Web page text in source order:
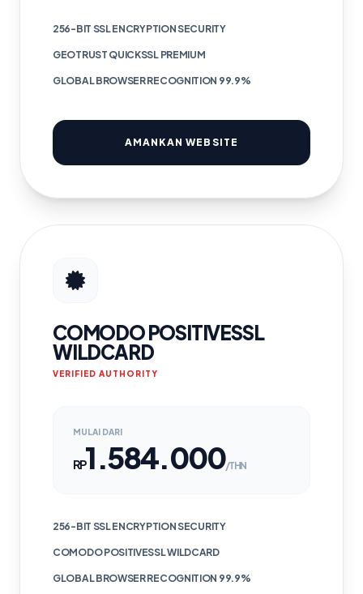
256-BIT SSL ENCRYPTION SECURITY
GEOTRUST QUICKSSL PREMIUM
GLOBAL BROWSER RECOGNITION 99.9%
AMANKAN WEBSITE
COMODO POSITIVESSL
WILDCARD
VERIFIED AUTHORITY
MULAI DARI
RP1.584.000/THN
256-BIT SSL ENCRYPTION SECURITY
COMODO POSITIVESSL WILDCARD
GLOBAL BROWSER RECOGNITION 99.9%